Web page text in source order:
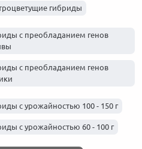
гибриды
с преобладанием генов
с преобладанием генов
с урожайностью 100 - 150 г
с урожайностью 60 - 100 г